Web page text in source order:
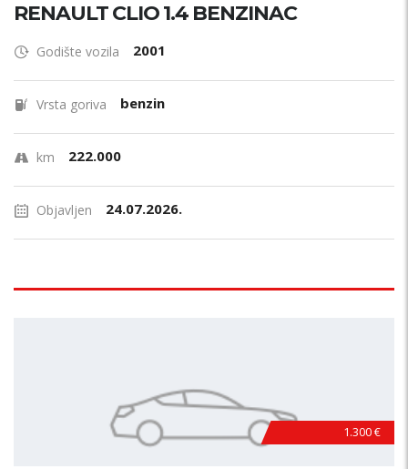
RENAULT CLIO 1.4 BENZINAC
Godište vozila 2001
Vrsta goriva benzin
km 222.000
Objavljen 24.07.2026.
1.300 €